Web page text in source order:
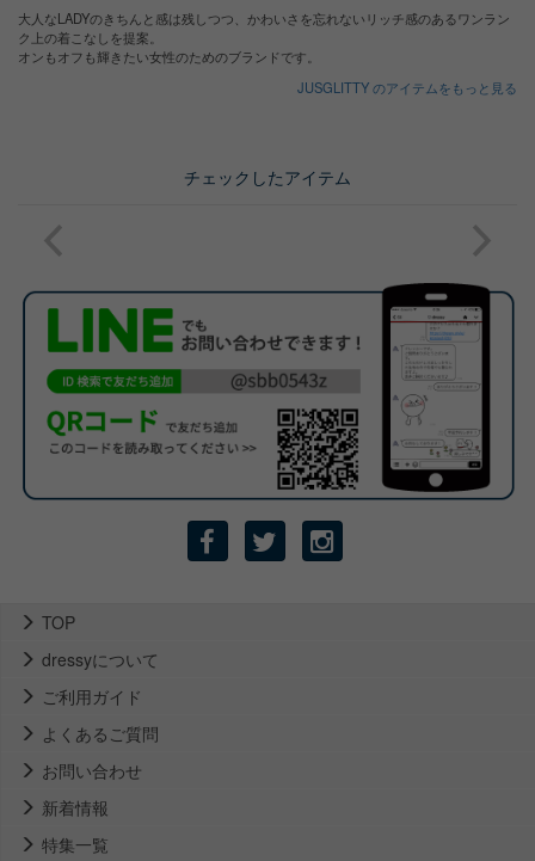
大人なLADYのきちんと感は残しつつ、かわいさを忘れないリッチ感のあるワンラン
ク上の着こなしを提案。
オンもオフも輝きたい女性のためのブランドです。
JUSGLITTY のアイテムをもっと見る
チェックしたアイテム
TOP
dressyについて
ご利用ガイド
よくあるご質問
お問い合わせ
新着情報
特集一覧